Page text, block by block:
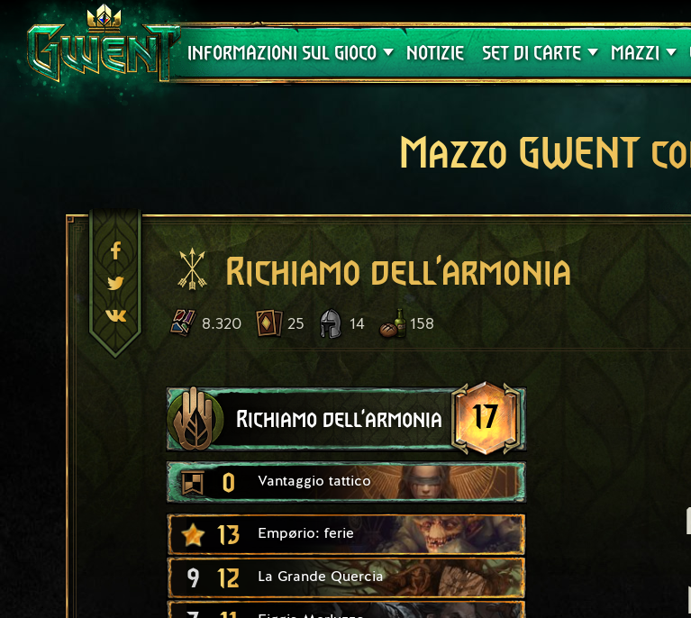
INFORMAZIONI SUL GIOCO
Assistenza
NOTIZIE SET DI CARTE
Crimson Curse
MAZZI
Guide
Mazzo GWENT
Richiamo dell'armonia
8.320 25 14 158
Richiamo dell'armonia 17
0 Vantaggio tattico
13 Empørio: ferie
9 12 La Grande Quercia